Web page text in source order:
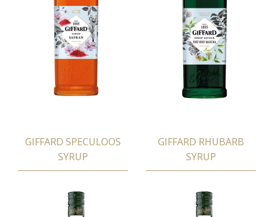
GIFFARD SPECULOOS
SYRUP
GIFFARD RHUBARB
SYRUP